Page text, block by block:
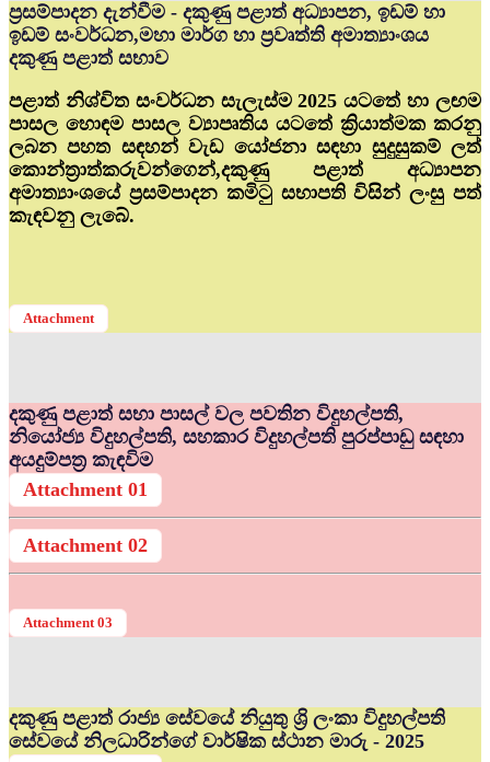
ප්‍රසම්පාදන දැන්වීම - දකුණු පළාත් අධ්‍යාපන, ඉඩම් හා
ඉඩම් සංවර්ධන,මහා මාර්ග හා ප්‍රවෘත්ති අමාත්‍යාංශය
දකුණු පළාත් සභාව
පළාත් නිශ්චිත සංවර්ධන සැලැස්ම 2025 යටතේ හා ලඟම
පාසල හොඳම පාසල ව්‍යාපෘතිය යටතේ ක්‍රියාත්මක කරනු
ලබන පහත සඳහන් වැඩ යෝජනා සඳහා සුදුසුකම් ලත්
කොන්ත්‍රාත්කරුවන්ගෙන්,දකුණු පළාත් අධ්‍යාපන
අමාත්‍යාංශයේ ප්‍රසම්පාදන කමිටු සභාපති විසින් ලංසු පත්
කැඳවනු ලැබේ.
Attachment
දකුණු පළාත් සභා පාසල් වල පවතින විදුහල්පති,
නියෝජ්‍ය විදුහල්පති, සහකාර විදුහල්පති පුරප්පාඩු සඳහා
අයදුම්පත්‍ර කැඳවිම
Attachment 01
Attachment 02
Attachment 03
දකුණු පළාත් රාජ්‍ය සේවයේ නියුතු ශ්‍රි ලංකා විදුහල්පති
සේවයේ නිලධාරින්ගේ වාර්ෂික ස්ථාන මාරු - 2025